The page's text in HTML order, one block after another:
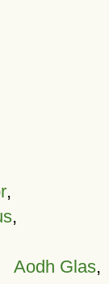
,
,
Aodh Glas,